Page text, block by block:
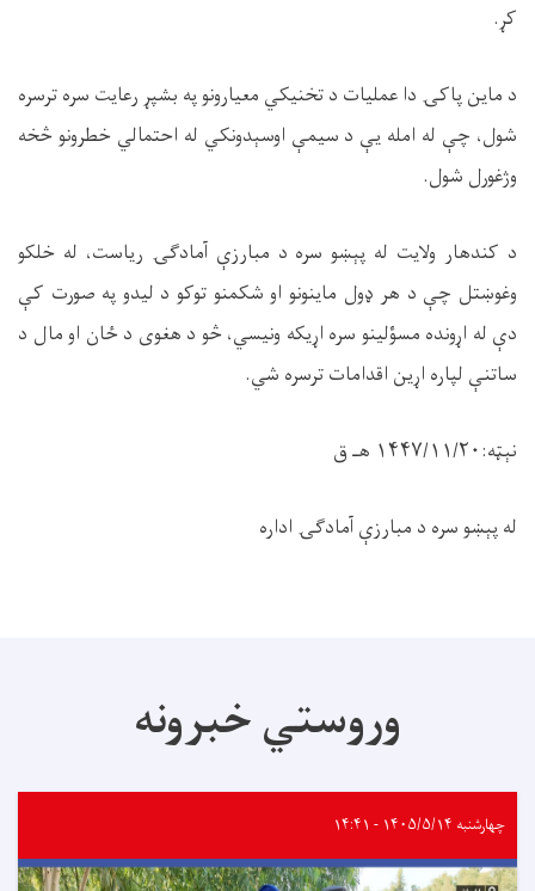
کړ.
د ماین پاکۍ دا عملیات د تخنیکي معیارونو په بشپړ رعایت سره ترسره
شول، چې له امله یې د سیمې اوسېدونکي له احتمالي خطرونو څخه
وژغورل شول.
د کندهار ولایت له پېښو سره د مبارزې آمادګۍ ریاست، له خلکو
وغوښتل چې د هر ډول ماینونو او شکمنو توکو د لیدو په صورت کې
دې له اړونده مسؤلینو سره اړیکه ونیسي، څو د هغوی د ځان او مال د
ساتنې لپاره اړین اقدامات ترسره شي.
نېټه:۱۴۴۷/۱۱/۲۰ هـ ق
له پېښو سره د مبارزې آمادګۍ اداره
وروستي خبرونه
چهارشنبه ۱۴۰۵/۵/۱۴ - ۱۴:۴۱